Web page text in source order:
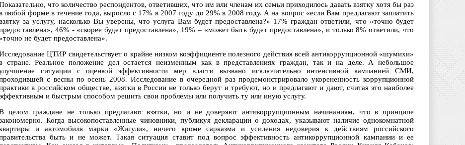
что количество респондентов, ответивших, что им или членам их семьи приходилось давать взятку хотя бы раз
любой форме в течение года, выросло с 17% в 2007 году до 29% в 2008 году. А на вопрос «если Вам предлагают заплатить
за услугу, насколько Вы уверены, что услуга Вам будет предоставлена?» 17% граждан ответили, что «точно будет
46% - «скорее будет предоставлена», 19% – «может быть будет предоставлена», и только 8% ответили, что
«точно не будет предоставлена».
ЦТИР свидетельствует о крайне низком коэффициенте полезного действия всей антикоррупционной «шумихи»
стране. Реальное положение дел остается неизменным как в представлениях граждан, так и на деле. А небольшое
ситуации с оценкой эффективности мер власти вызвано исключительно интенсивной кампанией СМИ,
с весны по осень 2008. Исследование в очередной раз продемонстрировало укорененность коррупционной
в российском обществе, взятки в России не только берут и требуют, но и предлагают и дают, считая это наиболее
и быстрым способом решить свои проблемы или получить ту или иную услугу.
целом граждане не только предлагают взятки, но и не доверяют антикоррупционным начинаниям, что в принципе
Когда высокопоставленные чиновники, публикуя декларации о доходах, указывают наличие однокомнатной
и автомобиля марки «Жигули», ничего кроме сарказма и усиления недоверия к действиям российского
быть и не может. Такая ситуация ставит под вопрос эффективность антикоррупционной кампании и ее